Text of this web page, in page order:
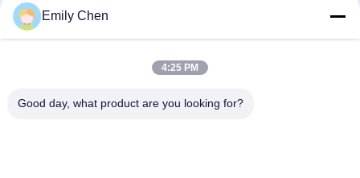
Emily Chen
4:25 PM
Good day, what product are you looking for?